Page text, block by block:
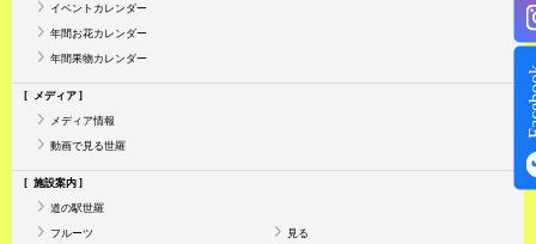
イベントカレンダー
年間お花カレンダー
年間果物カレンダー
メディア
メディア情報
動画で見る世羅
施設案内
道の駅世羅
フルーツ 見る